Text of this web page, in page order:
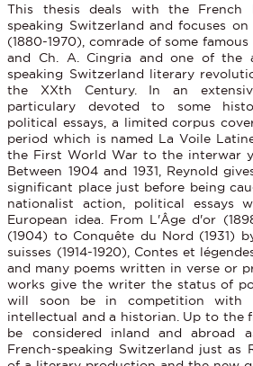
This thesis deals with the French
speaking Switzerland and focuses on
(1880-1970), comrade of some
and Ch. A. Cingria and one of the
speaking Switzerland literary
the XXth Century. In an
particulary devoted to some
political essays, a limited corpus
period which is named La Voile
the First World War to the interwar
Between 1904 and 1931, Reynold
significant place just before being
nationalist action, political essays
European idea. From L'Âge d'or
(1904) to Conquête du Nord (1931)
suisses (1914-1920), Contes et
and many poems written in verse or
works give the writer the status of
will soon be in competition with
intellectual and a historian. Up to the
be considered inland and abroad
French-speaking Switzerland just as